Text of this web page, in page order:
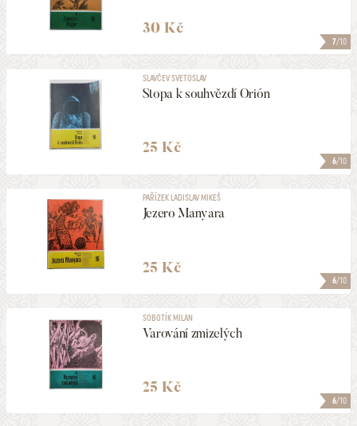
7/10
30 Kč
6/10
SLAVČEV SVETOSLAV
Stopa k souhvězdí Orión
25 Kč
6/10
PAŘÍZEK LADISLAV MIKEŠ
Jezero Manyara
25 Kč
6/10
SOBOTÍK MILAN
Varování zmizelých
25 Kč